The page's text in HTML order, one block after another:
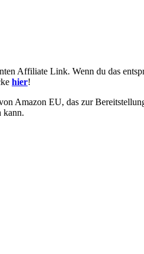
Affiliate Link. Wenn du das
hier!
Amazon EU, das zur
kann.